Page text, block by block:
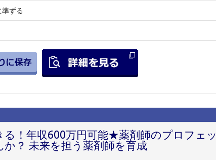
ずる
る！年収600万円可能★薬剤師のプロフェッ
？ 未来を担う薬剤師を育成